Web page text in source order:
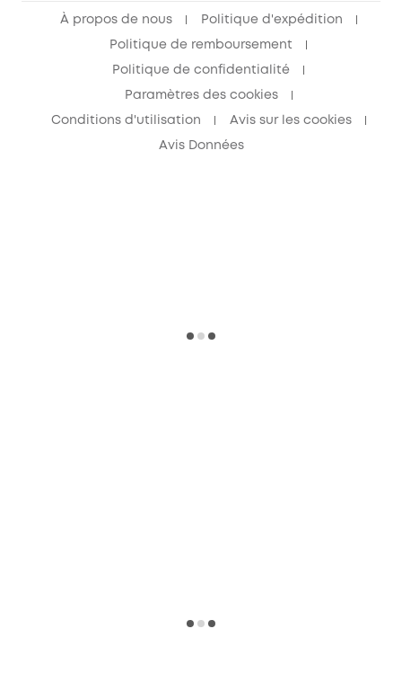
À propos de nous Politique d'expédition
Politique de remboursement
Politique de confidentialité
Paramètres des cookies
Conditions d'utilisation Avis sur les cookies
Avis Données